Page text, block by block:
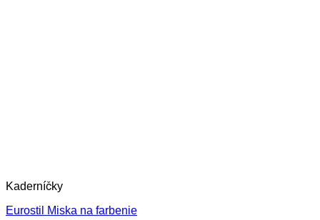
Kaderníčky
Eurostil Miska na farbenie